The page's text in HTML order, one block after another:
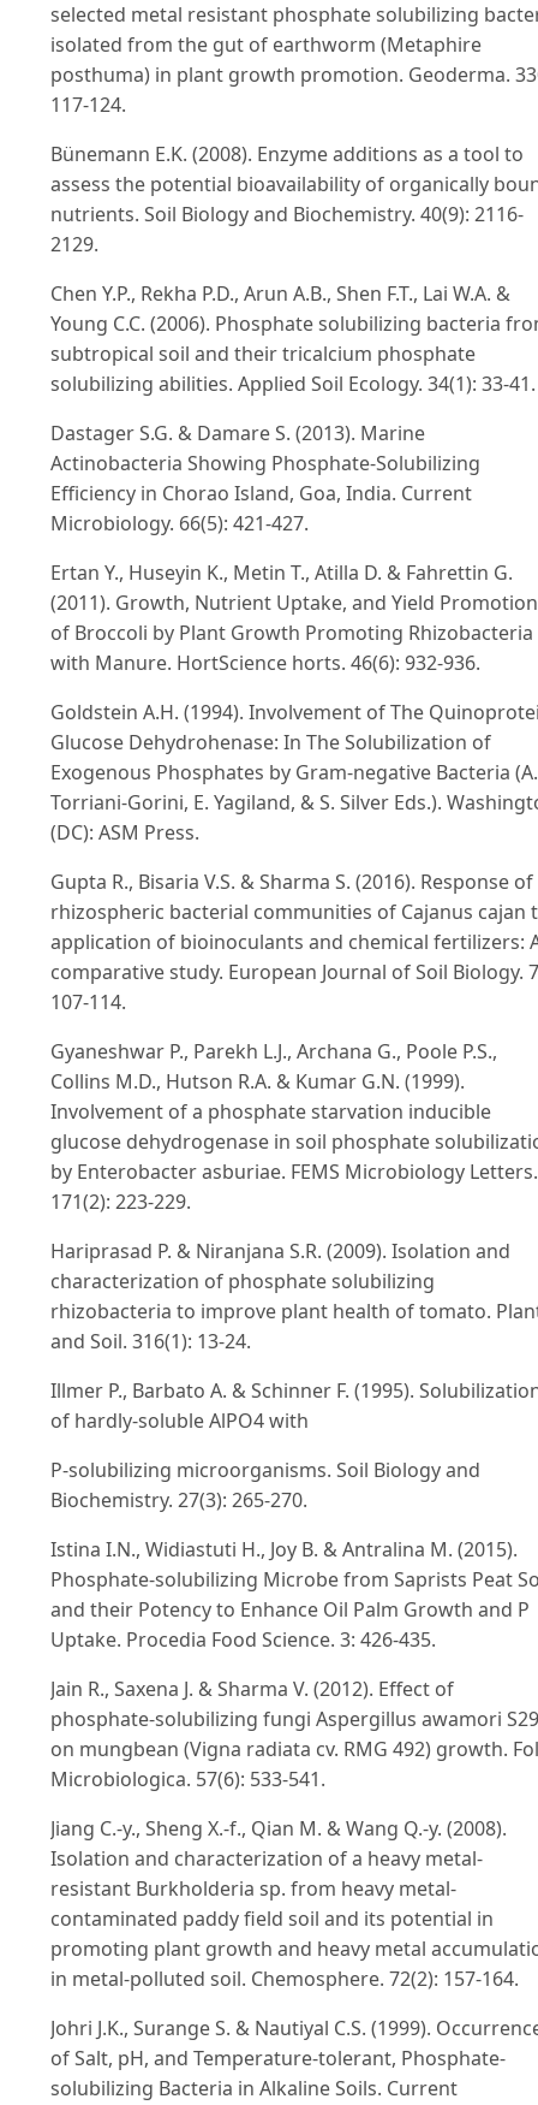
selected metal resistant phosphate solubilizing
isolated from the gut of earthworm (Metaphire
posthuma) in plant growth promotion. Geoderma.
117-124.
Bünemann E.K. (2008). Enzyme additions as a tool to
assess the potential bioavailability of organically
nutrients. Soil Biology and Biochemistry. 40(9): 2116-
2129.
Chen Y.P., Rekha P.D., Arun A.B., Shen F.T., Lai W.A. &
Young C.C. (2006). Phosphate solubilizing bacteria
subtropical soil and their tricalcium phosphate
solubilizing abilities. Applied Soil Ecology. 34(1): 33-41.
Dastager S.G. & Damare S. (2013). Marine
Actinobacteria Showing Phosphate-Solubilizing
Efficiency in Chorao Island, Goa, India. Current
Microbiology. 66(5): 421-427.
Ertan Y., Huseyin K., Metin T., Atilla D. & Fahrettin G.
(2011). Growth, Nutrient Uptake, and Yield Promotion
of Broccoli by Plant Growth Promoting Rhizobacteria
with Manure. HortScience horts. 46(6): 932-936.
Goldstein A.H. (1994). Involvement of The
Glucose Dehydrohenase: In The Solubilization of
Exogenous Phosphates by Gram-negative Bacteria (A.
Torriani-Gorini, E. Yagiland, & S. Silver Eds.).
(DC): ASM Press.
Gupta R., Bisaria V.S. & Sharma S. (2016). Response of
rhizospheric bacterial communities of Cajanus cajan
application of bioinoculants and chemical fertilizers:
comparative study. European Journal of Soil Biology.
107-114.
Gyaneshwar P., Parekh L.J., Archana G., Poole P.S.,
Collins M.D., Hutson R.A. & Kumar G.N. (1999).
Involvement of a phosphate starvation inducible
glucose dehydrogenase in soil phosphate
by Enterobacter asburiae. FEMS Microbiology Letters.
171(2): 223-229.
Hariprasad P. & Niranjana S.R. (2009). Isolation and
characterization of phosphate solubilizing
rhizobacteria to improve plant health of tomato.
and Soil. 316(1): 13-24.
Illmer P., Barbato A. & Schinner F. (1995).
of hardly-soluble AlPO4 with
P-solubilizing microorganisms. Soil Biology and
Biochemistry. 27(3): 265-270.
Istina I.N., Widiastuti H., Joy B. & Antralina M. (2015).
Phosphate-solubilizing Microbe from Saprists Peat
and their Potency to Enhance Oil Palm Growth and P
Uptake. Procedia Food Science. 3: 426-435.
Jain R., Saxena J. & Sharma V. (2012). Effect of
phosphate-solubilizing fungi Aspergillus awamori S29
on mungbean (Vigna radiata cv. RMG 492) growth.
Microbiologica. 57(6): 533-541.
Jiang C.-y., Sheng X.-f., Qian M. & Wang Q.-y. (2008).
Isolation and characterization of a heavy metal-
resistant Burkholderia sp. from heavy metal-
contaminated paddy field soil and its potential in
promoting plant growth and heavy metal
in metal-polluted soil. Chemosphere. 72(2): 157-164.
Johri J.K., Surange S. & Nautiyal C.S. (1999).
of Salt, pH, and Temperature-tolerant, Phosphate-
solubilizing Bacteria in Alkaline Soils. Current